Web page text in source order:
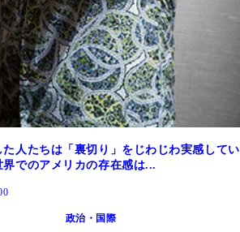
た人たちは「裏切り」をじわじわ実感してい
界でのアメリカの存在感は...
政治・国際